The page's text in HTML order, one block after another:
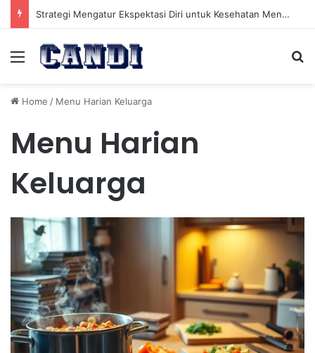
Strategi Mengatur Ekspektasi Diri untuk Kesehatan Mental yang Lebih Seimbang
Menu
Home / Menu Harian Keluarga
Menu Harian
Keluarga